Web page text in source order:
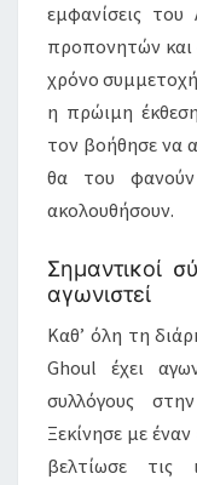
εμφανίσεις
προπονητών και
χρόνο
η πρώιμη
τον βοήθησε να
θα του
ακολουθήσουν.
Σημαντικοί
αγωνιστεί
Καθ’ όλη τη
Ghoul έχει
συλλόγους
Ξεκίνησε με
βελτίωσε τις